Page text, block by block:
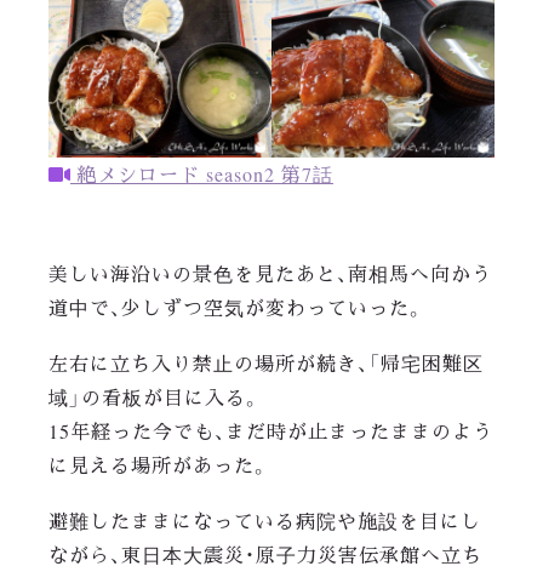
絶メシロード season2 第7話
美しい海沿いの景色を見たあと、南相馬へ向かう
道中で、少しずつ空気が変わっていった。
左右に立ち入り禁止の場所が続き、「帰宅困難区
域」の看板が目に入る。
15年経った今でも、まだ時が止まったままのよう
に見える場所があった。
避難したままになっている病院や施設を目にし
ながら、東日本大震災・原子力災害伝承館へ立ち